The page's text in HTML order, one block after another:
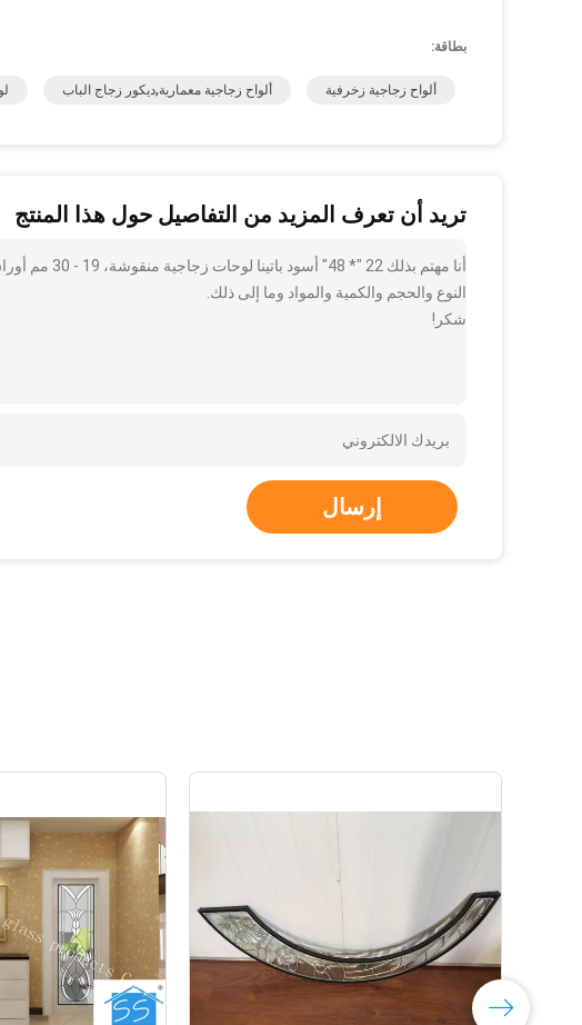
بطاقة:
ألواح زجاجية زخرفية ألواح زجاجية معمارية,ديكور زجاج الباب
تريد أن تعرف المزيد من التفاصيل حول هذا المنتج
أنا مهتم
النوع والحجم والكمية والمواد وما إلى ذلك.
شكر!
إرسال